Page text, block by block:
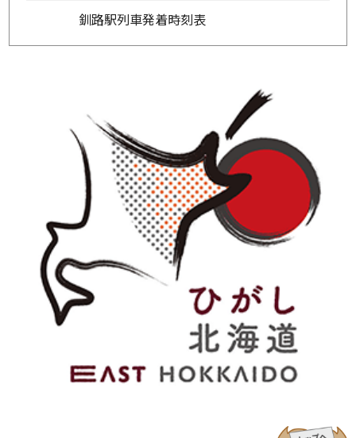
釧路駅列車発着時刻表